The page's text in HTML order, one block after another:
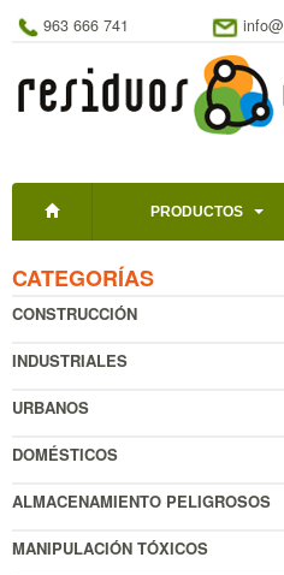
963 666 741
PRODUCTOS
CATEGORÍAS
CONSTRUCCIÓN
INDUSTRIALES
URBANOS
DOMÉSTICOS
ALMACENAMIENTO PELIGROSOS
MANIPULACIÓN TÓXICOS